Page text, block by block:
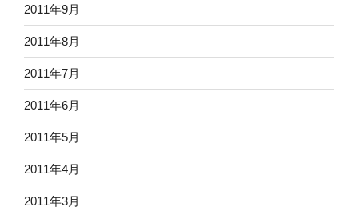
2011年9月
2011年8月
2011年7月
2011年6月
2011年5月
2011年4月
2011年3月